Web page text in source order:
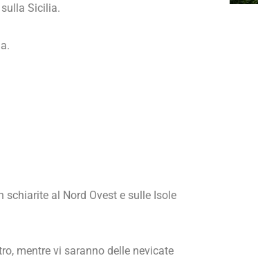
Sicilia.
schiarite al Nord Ovest e sulle Isole
mentre vi saranno delle nevicate